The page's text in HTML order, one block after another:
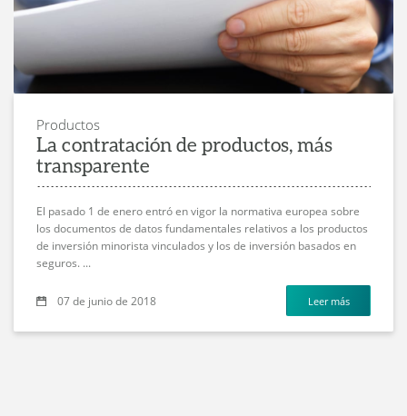
Productos
La contratación de productos, más
transparente
El pasado 1 de enero entró en vigor la normativa europea sobre
los documentos de datos fundamentales relativos a los productos
de inversión minorista vinculados y los de inversión basados en
seguros. ...
07 de junio de 2018 Leer más